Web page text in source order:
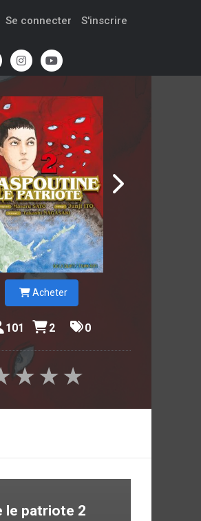
Se connecter S'inscrire
Acheter
101 2 0
★
★
★
le patriote 2